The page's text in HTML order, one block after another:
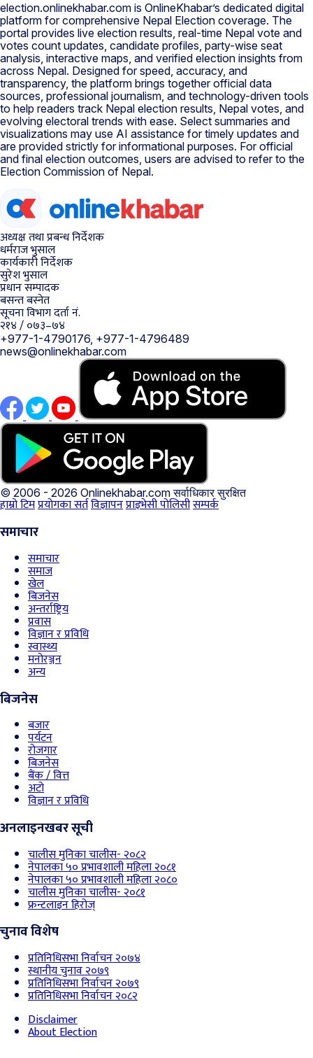
election.onlinekhabar.com is OnlineKhabar’s dedicated digital
platform for comprehensive Nepal Election coverage. The
portal provides live election results, real-time Nepal vote and
votes count updates, candidate profiles, party-wise seat
analysis, interactive maps, and verified election insights from
across Nepal. Designed for speed, accuracy, and
transparency, the platform brings together official data
sources, professional journalism, and technology-driven tools
to help readers track Nepal election results, Nepal votes, and
evolving electoral trends with ease. Select summaries and
visualizations may use AI assistance for timely updates and
are provided strictly for informational purposes. For official
and final election outcomes, users are advised to refer to the
Election Commission of Nepal.
अध्यक्ष तथा प्रबन्ध निर्देशक
धर्मराज भुसाल
कार्यकारी निर्देशक
सुरेश भुसाल
प्रधान सम्पादक
बसन्त बस्नेत
सूचना विभाग दर्ता नं.
२१४ / ०७३–७४
+977-1-4790176, +977-1-4796489
news@onlinekhabar.com
© 2006 - 2026 Onlinekhabar.comसर्वाधिकार सुरक्षित
हाम्रो टिमप्रयोगका सर्तविज्ञापनप्राइभेसी पोलिसीसम्पर्क
समाचार
समाचार
समाज
खेल
बिजनेस
अन्तर्राष्ट्रिय
प्रवास
विज्ञान र प्रविधि
स्वास्थ्य
मनोरञ्जन
अन्य
बिजनेस
बजार
पर्यटन
रोजगार
बिजनेस
बैंक / वित्त
अटो
विज्ञान र प्रविधि
अनलाइनखबर सूची
चालीस मुनिका चालीस- २०८२
नेपालका ५० प्रभावशाली महिला २०८१
नेपालका ५० प्रभावशाली महिला २०८०
चालीस मुनिका चालीस- २०८१
फ्रन्टलाइन हिरोज्
चुनाव विशेष
प्रतिनिधिसभा निर्वाचन २०७४
स्थानीय चुनाव २०७९
प्रतिनिधिसभा निर्वाचन २०७९
प्रतिनिधिसभा निर्वाचन २०८२
Disclaimer
About Election